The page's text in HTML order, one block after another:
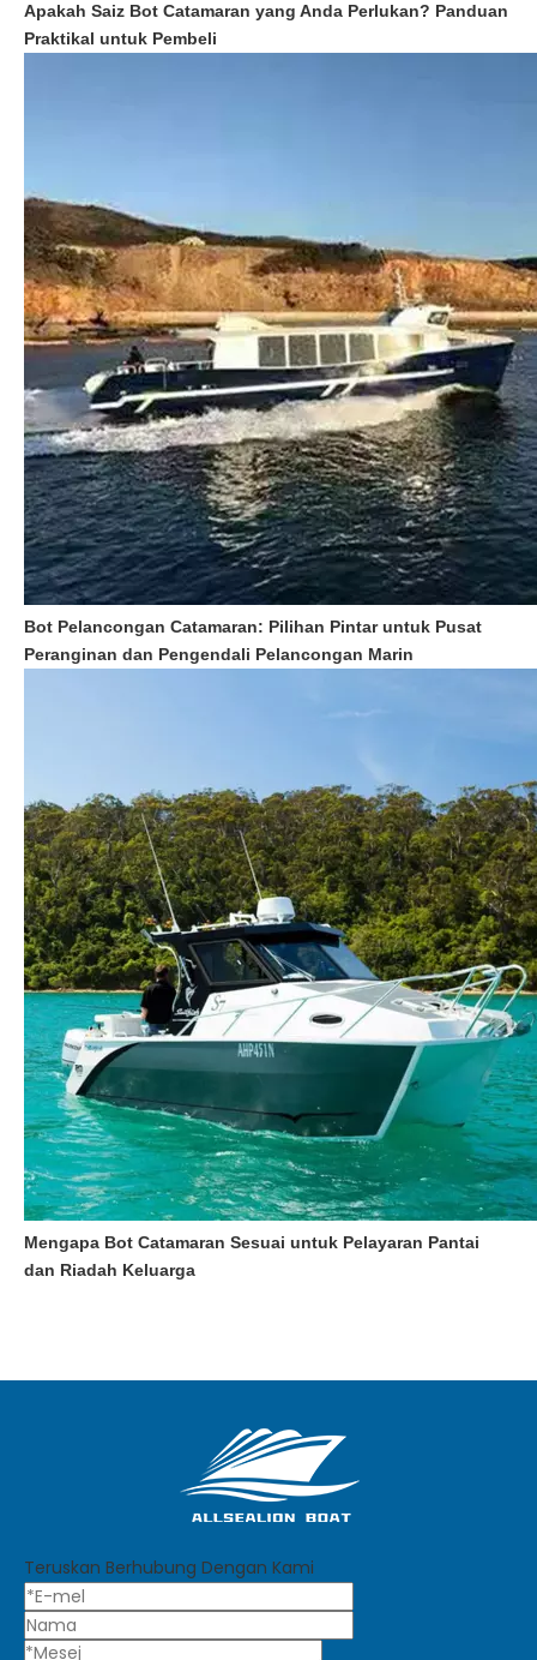
Apakah Saiz Bot Catamaran yang Anda Perlukan? Panduan
Praktikal untuk Pembeli
Bot Pelancongan Catamaran: Pilihan Pintar untuk Pusat
Peranginan dan Pengendali Pelancongan Marin
Mengapa Bot Catamaran Sesuai untuk Pelayaran Pantai
dan Riadah Keluarga
Teruskan Berhubung Dengan Kami